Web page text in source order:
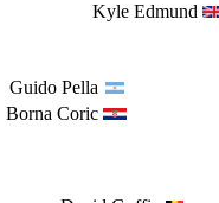
Kyle Edmund
Guido Pella
Borna Coric